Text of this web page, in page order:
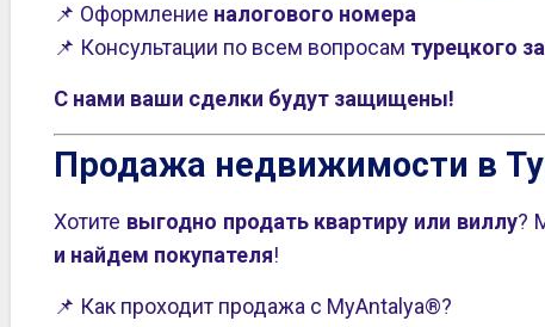
📌 Оформление налогового номера
📌 Консультации по всем вопросам турецкого
С нами ваши сделки будут защищены!
Продажа недвижимости в
Хотите выгодно продать квартиру или виллу?
и найдем покупателя!
📌 Как проходит продажа с MyAntalya®?